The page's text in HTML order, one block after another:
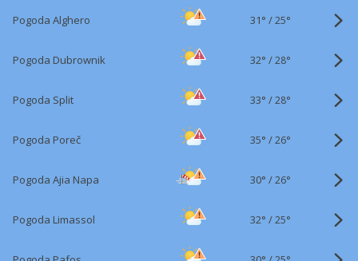
Pogoda Alghero 31° /25°
Pogoda Dubrownik 32° /28°
Pogoda Split 33° /28°
Pogoda Poreč 35° /26°
Pogoda Ajia Napa 30° /26°
Pogoda Limassol 32° /25°